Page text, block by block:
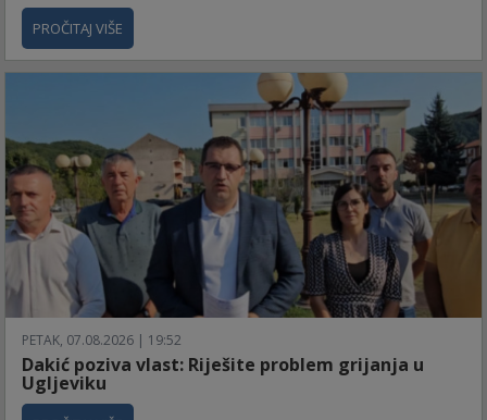
PROČITAJ VIŠE
PETAK, 07.08.2026 | 19:52
Dakić poziva vlast: Riješite problem grijanja u
Ugljeviku